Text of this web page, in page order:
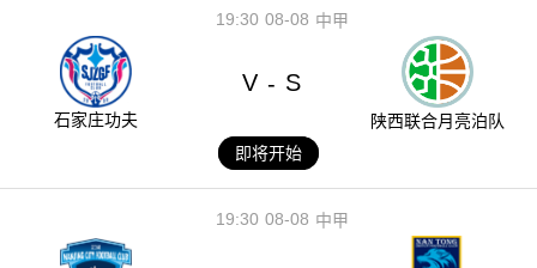
08-08
19:30 中甲
石家庄功夫
V - S
陕西联合月亮泊队
即将开始
08-08
19:30 中甲